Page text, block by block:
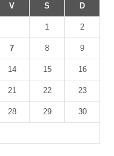
V S D
1 2
7 8 9
14 15 16
21 22 23
28 29 30